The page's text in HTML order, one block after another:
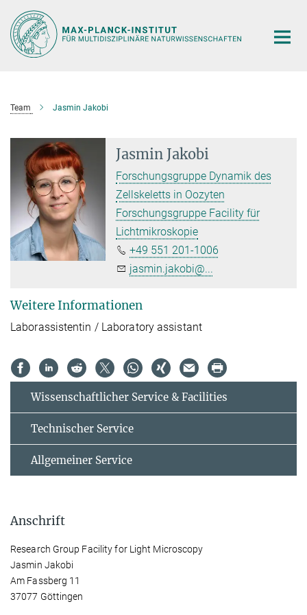
Hauptinhalt
Team Jasmin Jakobi
Jasmin Jakobi
Forschungsgruppe Dynamik des
Zellskeletts in Oozyten
Forschungsgruppe Facility für
Lichtmikroskopie
+49 551 201-1006
jasmin.jakobi@...
Weitere Informationen
Laborassistentin / Laboratory assistant
Wissenschaftlicher Service & Facilities
Technischer Service
Allgemeiner Service
Anschrift
Research Group Facility for Light Microscopy
Jasmin Jakobi
Am Fassberg 11
37077 Göttingen